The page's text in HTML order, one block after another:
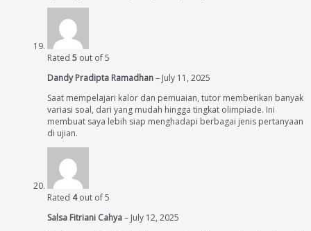
Rated 5 out of 5
Dandy Pradipta Ramadhan– July 11, 2025
Saat mempelajari kalor dan pemuaian, tutor memberikan banyak
variasi soal, dari yang mudah hingga tingkat olimpiade. Ini
membuat saya lebih siap menghadapi berbagai jenis pertanyaan
di ujian.
Rated 4out of 5
Salsa Fitriani Cahya– July 12, 2025